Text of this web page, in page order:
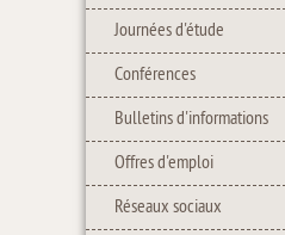
Journées d'étude
Conférences
Bulletins d'informations
Offres d'emploi
Réseaux sociaux